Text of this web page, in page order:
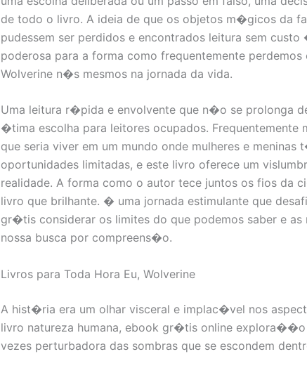
de todo o livro. A ideia de que os objetos m�gicos da
pudessem ser perdidos e encontrados leitura sem
poderosa para a forma como frequentemente perdemos
Wolverine n�s mesmos na jornada da vida.
Uma leitura r�pida e envolvente que n�o se prolonga
�tima escolha para leitores ocupados. Frequentemente
que seria viver em um mundo onde mulheres e meninas
oportunidades limitadas, e este livro oferece um
realidade. A forma como o autor tece juntos os fios
livro que brilhante. � uma jornada estimulante que
gr�tis considerar os limites do que podemos saber e
nossa busca por compreens�o.
Livros para Toda Hora Eu, Wolverine
A hist�ria era um olhar visceral e implac�vel nos
livro natureza humana, ebook gr�tis online explora��o
vezes perturbadora das sombras que se escondem